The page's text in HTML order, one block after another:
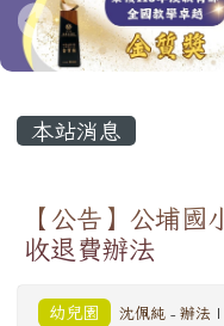
本站消息
【公告】公埔
收退費辦法
幼兒園 沈佩純- 辦法